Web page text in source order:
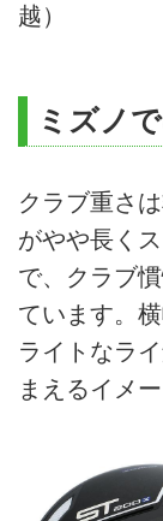
越）
ミズノ
クラブ重さ
がやや長く
で、クラブ
ています。
ライトなラ
まえるイメ